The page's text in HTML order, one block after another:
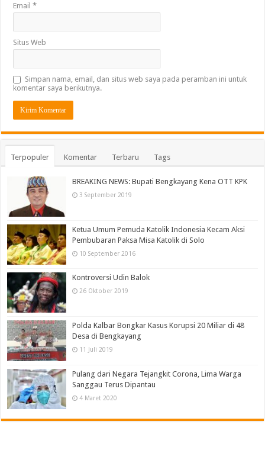
Email*
Situs Web
Simpan nama, email, dan situs web saya pada peramban ini untuk
komentar saya berikutnya.
Terpopuler Komentar Terbaru Tags
BREAKING NEWS: Bupati Bengkayang Kena OTT KPK
3 September 2019
Ketua Umum Pemuda Katolik Indonesia Kecam Aksi
Pembubaran Paksa Misa Katolik di Solo
10 September 2016
Kontroversi Udin Balok
26 Oktober 2019
Polda Kalbar Bongkar Kasus Korupsi 20 Miliar di 48
Desa di Bengkayang
11 Juli 2019
Pulang dari Negara Tejangkit Corona, Lima Warga
Sanggau Terus Dipantau
4 Maret 2020